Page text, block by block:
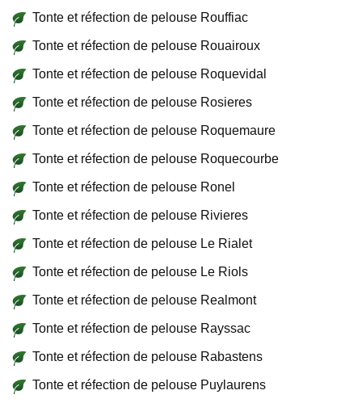
Tonte et réfection de pelouse Rouffiac
Tonte et réfection de pelouse Rouairoux
Tonte et réfection de pelouse Roquevidal
Tonte et réfection de pelouse Rosieres
Tonte et réfection de pelouse Roquemaure
Tonte et réfection de pelouse Roquecourbe
Tonte et réfection de pelouse Ronel
Tonte et réfection de pelouse Rivieres
Tonte et réfection de pelouse Le Rialet
Tonte et réfection de pelouse Le Riols
Tonte et réfection de pelouse Realmont
Tonte et réfection de pelouse Rayssac
Tonte et réfection de pelouse Rabastens
Tonte et réfection de pelouse Puylaurens